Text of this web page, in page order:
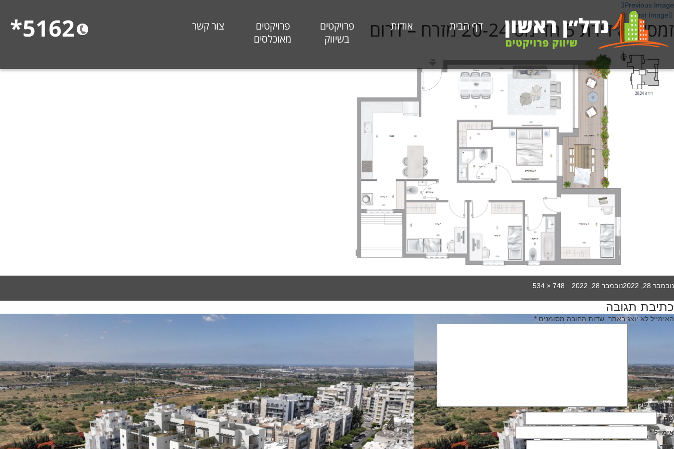
5162* דף הבית אודות
פרויקטים
בשיווק
פרויקטים
מאוכלסים
צור קשר
Previous Image
Next Image
זמסקי 8 דירת 5 חד מס 20-24 מזרח – דרום
Posted
נובמבר 28, 2022 נובמבר 28, 2022
Full
748 × 534
כתיבת תגובה
האימייל לא יוצג באתר. שדות החובה מסומנים*
התגובה שלך*
שם*
אימייל*
אתר
ניווט